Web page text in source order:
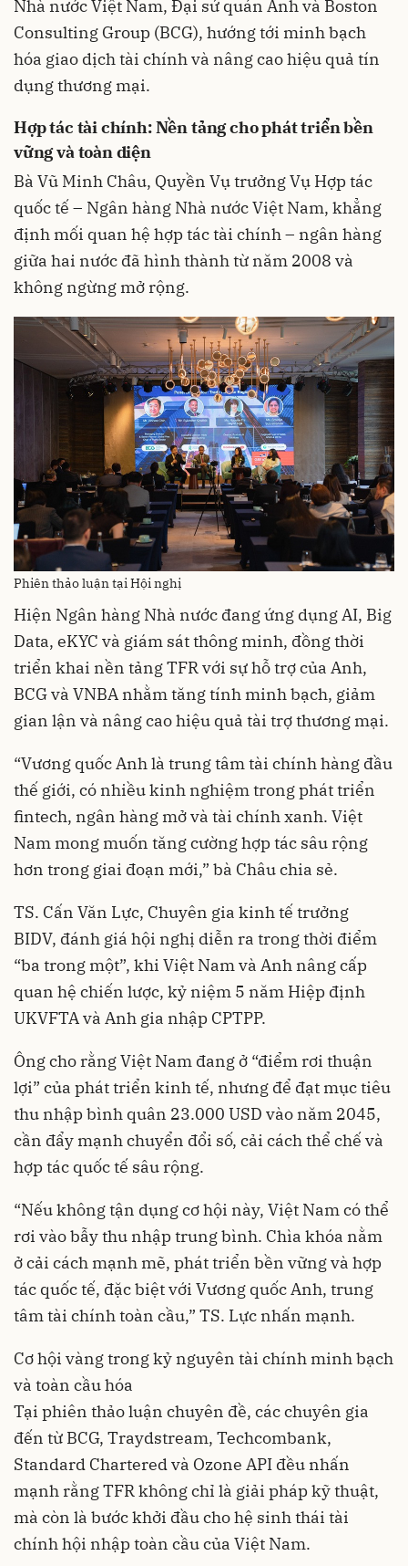
Nhà nước Việt Nam, Đại sứ quán Anh và Boston
Consulting Group (BCG), hướng tới minh bạch
hóa giao dịch tài chính và nâng cao hiệu quả tín
dụng thương mại.
Hợp tác tài chính: Nền tảng cho phát triển bền
vững và toàn diện
Bà Vũ Minh Châu, Quyền Vụ trưởng Vụ Hợp tác
quốc tế – Ngân hàng Nhà nước Việt Nam, khẳng
định mối quan hệ hợp tác tài chính – ngân hàng
giữa hai nước đã hình thành từ năm 2008 và
không ngừng mở rộng.
Phiên thảo luận tại Hội nghị
Hiện Ngân hàng Nhà nước đang ứng dụng AI, Big
Data, eKYC và giám sát thông minh, đồng thời
triển khai nền tảng TFR với sự hỗ trợ của Anh,
BCG và VNBA nhằm tăng tính minh bạch, giảm
gian lận và nâng cao hiệu quả tài trợ thương mại.
“Vương quốc Anh là trung tâm tài chính hàng đầu
thế giới, có nhiều kinh nghiệm trong phát triển
fintech, ngân hàng mở và tài chính xanh. Việt
Nam mong muốn tăng cường hợp tác sâu rộng
hơn trong giai đoạn mới,” bà Châu chia sẻ.
TS. Cấn Văn Lực, Chuyên gia kinh tế trưởng
BIDV, đánh giá hội nghị diễn ra trong thời điểm
“ba trong một”, khi Việt Nam và Anh nâng cấp
quan hệ chiến lược, kỷ niệm 5 năm Hiệp định
UKVFTA và Anh gia nhập CPTPP.
Ông cho rằng Việt Nam đang ở “điểm rơi thuận
lợi” của phát triển kinh tế, nhưng để đạt mục tiêu
thu nhập bình quân 23.000 USD vào năm 2045,
cần đẩy mạnh chuyển đổi số, cải cách thể chế và
hợp tác quốc tế sâu rộng.
“Nếu không tận dụng cơ hội này, Việt Nam có thể
rơi vào bẫy thu nhập trung bình. Chìa khóa nằm
ở cải cách mạnh mẽ, phát triển bền vững và hợp
tác quốc tế, đặc biệt với Vương quốc Anh, trung
tâm tài chính toàn cầu,” TS. Lực nhấn mạnh.
Cơ hội vàng trong kỷ nguyên tài chính minh bạch
và toàn cầu hóa
Tại phiên thảo luận chuyên đề, các chuyên gia
đến từ BCG, Traydstream, Techcombank,
Standard Chartered và Ozone API đều nhấn
mạnh rằng TFR không chỉ là giải pháp kỹ thuật,
mà còn là bước khởi đầu cho hệ sinh thái tài
chính hội nhập toàn cầu của Việt Nam.